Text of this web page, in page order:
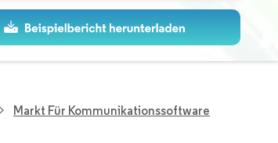
Markt Für Kommunikationssoftware